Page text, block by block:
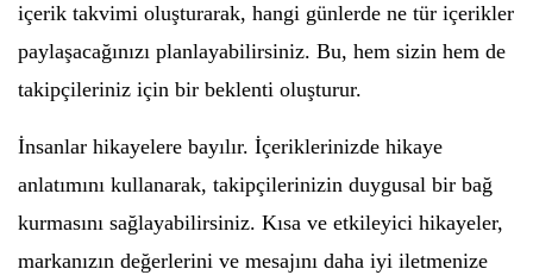
içerik takvimi oluşturarak, hangi günlerde ne tür içerikler
paylaşacağınızı planlayabilirsiniz. Bu, hem sizin hem de
takipçileriniz için bir beklenti oluşturur.
İnsanlar hikayelere bayılır. İçeriklerinizde hikaye
anlatımını kullanarak, takipçilerinizin duygusal bir bağ
kurmasını sağlayabilirsiniz. Kısa ve etkileyici hikayeler,
markanızın değerlerini ve mesajını daha iyi iletmenize